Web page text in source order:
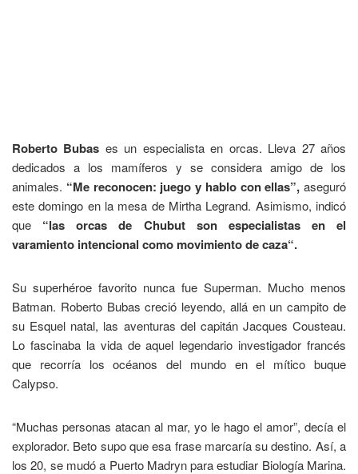
Roberto Bubas es un especialista en orcas. Lleva 27 años
dedicados a los mamíferos y se considera amigo de los
animales. “Me reconocen: juego y hablo con ellas”, aseguró
este domingo en la mesa de Mirtha Legrand. Asimismo, indicó
que “las orcas de Chubut son especialistas en el
varamiento intencional como movimiento de caza“.
Su superhéroe favorito nunca fue Superman. Mucho menos
Batman. Roberto Bubas creció leyendo, allá en un campito de
su Esquel natal, las aventuras del capitán Jacques Cousteau.
Lo fascinaba la vida de aquel legendario investigador francés
que recorría los océanos del mundo en el mítico buque
Calypso.
“Muchas personas atacan al mar, yo le hago el amor”, decía el
explorador. Beto supo que esa frase marcaría su destino. Así, a
los 20, se mudó a Puerto Madryn para estudiar Biología Marina.